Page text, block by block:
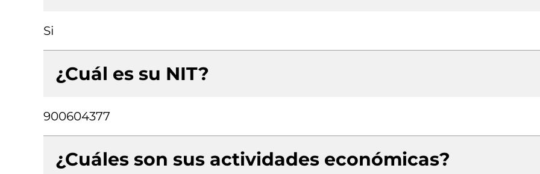
Si
¿Cuál es su NIT?
900604377
¿Cuáles son sus actividades económicas?